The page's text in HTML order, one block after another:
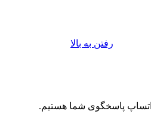
رفتن به بالا